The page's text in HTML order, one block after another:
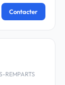
Contacter
REMPARTS